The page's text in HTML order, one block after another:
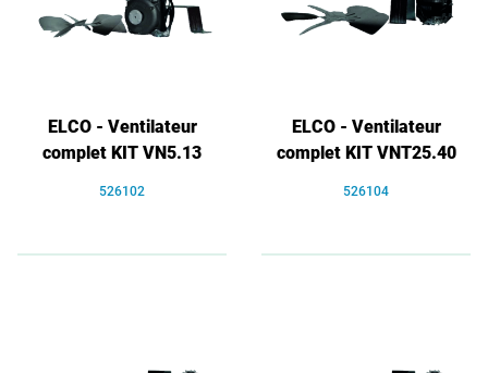
ELCO - Ventilateur
complet KIT VN5.13
526102
ELCO - Ventilateur
complet KIT VNT25.40
526104